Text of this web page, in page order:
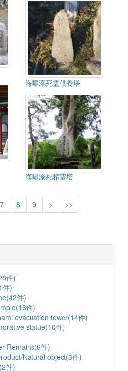
海嘯溺死霊供養塔
海嘯溺死精霊塔
7 8 9 > >>
件)
件)
件)
件)
evacuation tower(14件)
statue(10件)
Remains(6件)
Natural object(3件)
件)